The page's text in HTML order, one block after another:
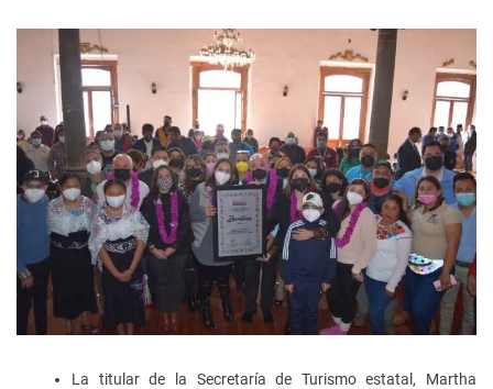
La titular de la Secretaría de Turismo estatal, Martha